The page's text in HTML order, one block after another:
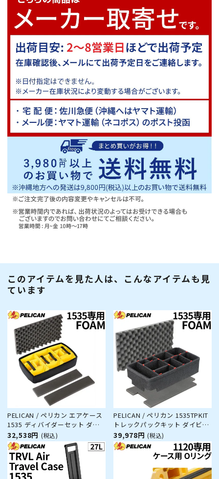
このアイテムを見た人は、こんなアイテムも見
ています
PELICAN / ペリカン エアケース
1535 ディバイダーセット ダイ
ビング サーフィン アウトドア
キャンプ 釣り カメラ 精密機器
防水 防塵 耐衝撃
32,538円 (税込)
PELICAN / ペリカン 1535TPKIT
トレックパックキット ダイビン
グ サーフィン アウトドア キャ
ンプ 釣り カメラ 精密機器 防水
防塵 耐衝撃
39,978円 (税込)